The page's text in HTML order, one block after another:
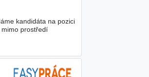
kandidáta na pozici
prostředí